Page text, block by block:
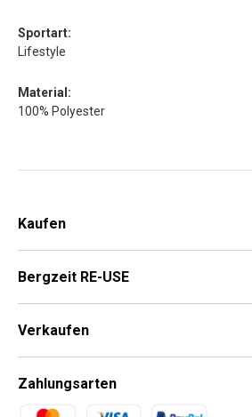
Sportart:
Lifestyle
Material:
100% Polyester
Kaufen
Bergzeit RE-USE
Verkaufen
Zahlungsarten
Zahlungsmethoden